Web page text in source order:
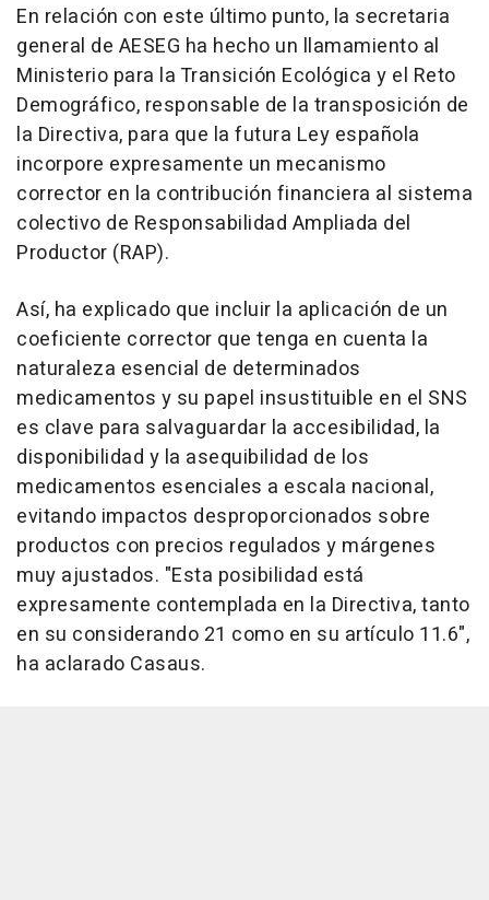
En relación con este último punto, la secretaria
general de AESEG ha hecho un llamamiento al
Ministerio para la Transición Ecológica y el Reto
Demográfico, responsable de la transposición de
la Directiva, para que la futura Ley española
incorpore expresamente un mecanismo
corrector en la contribución financiera al sistema
colectivo de Responsabilidad Ampliada del
Productor (RAP).
Así, ha explicado que incluir la aplicación de un
coeficiente corrector que tenga en cuenta la
naturaleza esencial de determinados
medicamentos y su papel insustituible en el SNS
es clave para salvaguardar la accesibilidad, la
disponibilidad y la asequibilidad de los
medicamentos esenciales a escala nacional,
evitando impactos desproporcionados sobre
productos con precios regulados y márgenes
muy ajustados. "Esta posibilidad está
expresamente contemplada en la Directiva, tanto
en su considerando 21 como en su artículo 11.6",
ha aclarado Casaus.